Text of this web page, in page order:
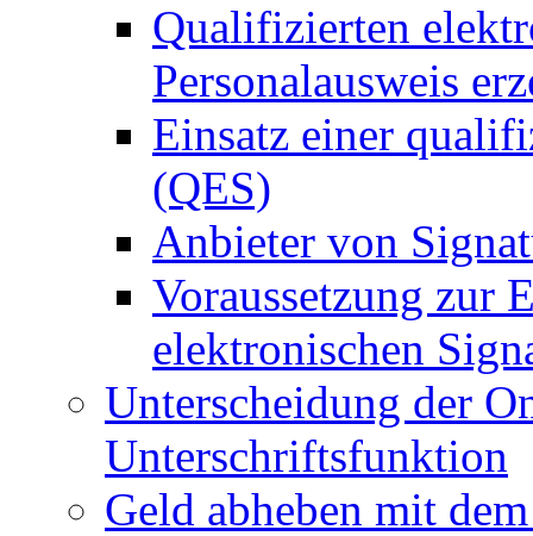
Qualifizierten
Personalausweis
Einsatz einer
(QES)
Anbieter von
Voraussetzung zur
elektronischen
Unterscheidung der
Unterschriftsfunktion
Geld abheben mit